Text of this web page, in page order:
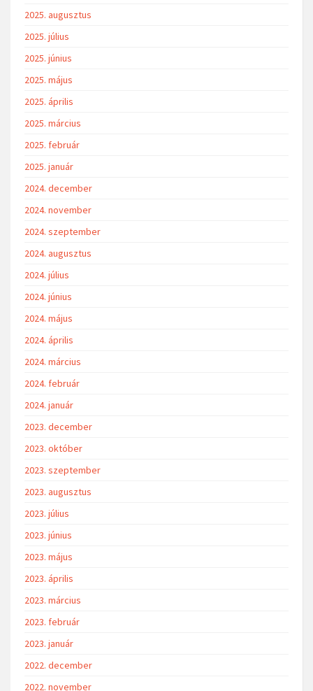
2025. augusztus
2025. július
2025. június
2025. május
2025. április
2025. március
2025. február
2025. január
2024. december
2024. november
2024. szeptember
2024. augusztus
2024. július
2024. június
2024. május
2024. április
2024. március
2024. február
2024. január
2023. december
2023. október
2023. szeptember
2023. augusztus
2023. július
2023. június
2023. május
2023. április
2023. március
2023. február
2023. január
2022. december
2022. november